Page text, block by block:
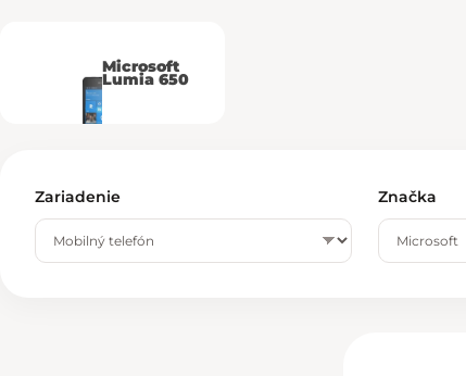
Microsoft
Lumia 650
Zariadenie Značka